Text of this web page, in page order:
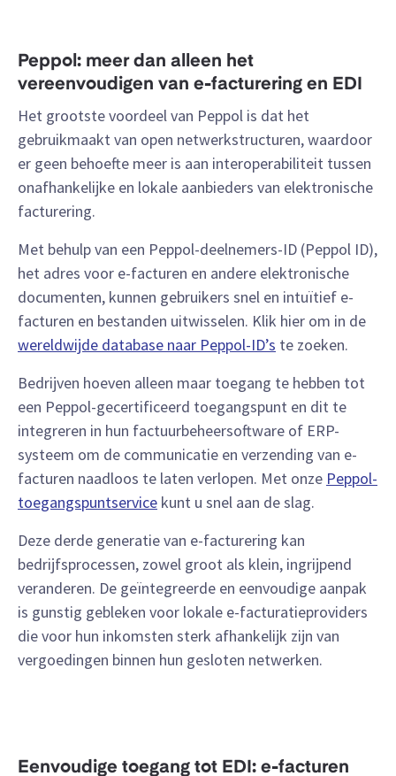
Peppol: meer dan alleen het
vereenvoudigen van e-facturering en EDI
Het grootste voordeel van Peppol is dat het
gebruikmaakt van open netwerkstructuren, waardoor
er geen behoefte meer is aan interoperabiliteit tussen
onafhankelijke en lokale aanbieders van elektronische
facturering.
Met behulp van een Peppol-deelnemers-ID (Peppol ID),
het adres voor e-facturen en andere elektronische
documenten, kunnen gebruikers snel en intuïtief e-
facturen en bestanden uitwisselen. Klik hier om in de
wereldwijde database naar Peppol-ID’s te zoeken.
Bedrijven hoeven alleen maar toegang te hebben tot
een Peppol-gecertificeerd toegangspunt en dit te
integreren in hun factuurbeheersoftware of ERP-
systeem om de communicatie en verzending van e-
facturen naadloos te laten verlopen. Met onze Peppol-
toegangspuntservice kunt u snel aan de slag.
Deze derde generatie van e-facturering kan
bedrijfsprocessen, zowel groot als klein, ingrijpend
veranderen. De geïntegreerde en eenvoudige aanpak
is gunstig gebleken voor lokale e-facturatieproviders
die voor hun inkomsten sterk afhankelijk zijn van
vergoedingen binnen hun gesloten netwerken.
Eenvoudige toegang tot EDI: e-facturen